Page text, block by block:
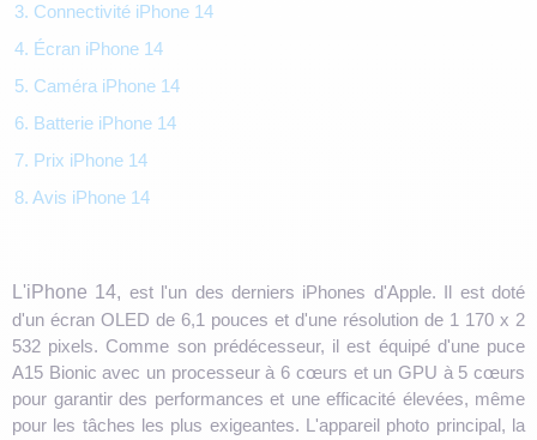
3. Connectivité iPhone 14
4. Écran iPhone 14
5. Caméra iPhone 14
6. Batterie iPhone 14
7. Prix iPhone 14
8. Avis iPhone 14
L'iPhone 14, est l'un des derniers iPhones d'Apple. Il est doté
d'un écran OLED de 6,1 pouces et d'une résolution de 1 170 x 2
532 pixels. Comme son prédécesseur, il est équipé d'une puce
A15 Bionic avec un processeur à 6 cœurs et un GPU à 5 cœurs
pour garantir des performances et une efficacité élevées, même
pour les tâches les plus exigeantes. L'appareil photo principal, la